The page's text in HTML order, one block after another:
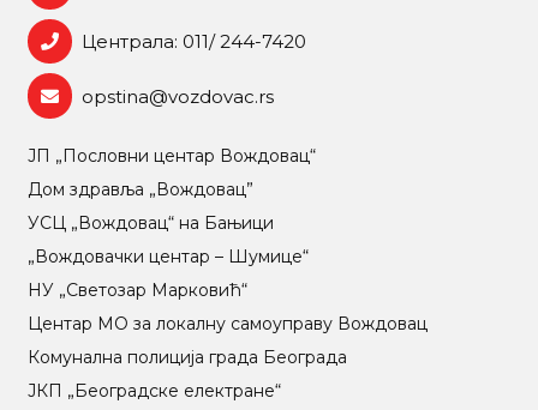
Централа: 011/ 244-7420
opstina@vozdovac.rs
ЈП „Пословни центар Вождовац“
Дом здравља „Вождовац”
УСЦ „Вождовац“ на Бањици
„Вождовачки центар – Шумице“
НУ „Светозар Марковић“
Центар МO за локалну самоуправу Вождовац
Комунална полиција града Београда
ЈКП „Београдске електране“